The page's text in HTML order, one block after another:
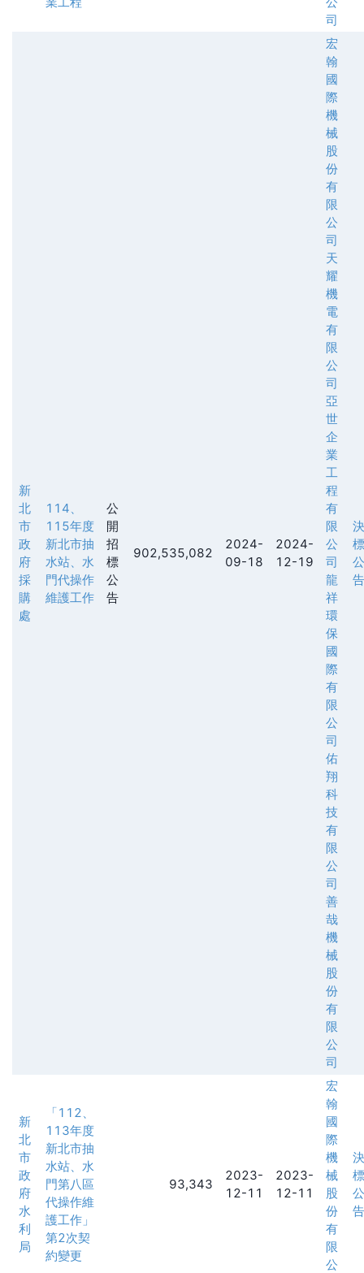
司
新
北
市
政
府
採
購
處
114、
115年度
新北市抽
水站、水
門代操作
維護工作
公
開
招
標
公
告
902,535,082
2024-
09-18
2024-
12-19
宏
翰
國
際
機
械
股
份
有
限
公
司
天
耀
機
電
有
限
公
司
亞
世
企
業
工
程
有
限
公
司
龍
祥
環
保
國
際
有
限
公
司
佑
翔
科
技
有
限
公
司
善
哉
機
械
股
份
有
限
公
司
決
標
公
告
新
北
市
政
府
水
利
局
「112、
113年度
新北市抽
水站、水
門第八區
代操作維
護工作」
第2次契
約變更
93,343
2023-
12-11
2023-
12-11
宏
翰
國
際
機
械
股
份
有
限
公
決
標
公
告